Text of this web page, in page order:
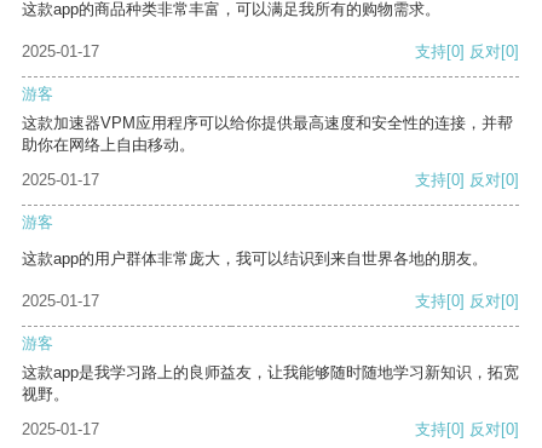
这款app的商品种类非常丰富，可以满足我所有的购物需求。
2025-01-17 支持[0] 反对[0]
游客
这款加速器VPM应用程序可以给你提供最高速度和安全性的连接，并帮
助你在网络上自由移动。
2025-01-17
支持[0] 反对[0]
游客
这款app的用户群体非常庞大，我可以结识到来自世界各地的朋友。
2025-01-17 支持[0] 反对[0]
游客
这款app是我学习路上的良师益友，让我能够随时随地学习新知识，拓宽
视野。
2025-01-17
支持[0] 反对[0]